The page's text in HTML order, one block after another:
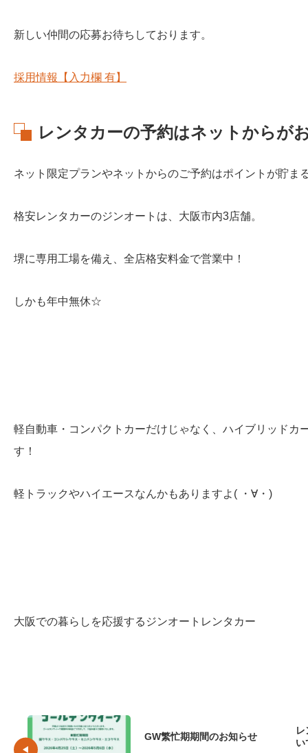
新しい仲間の応募お待ちしております。
採用情報【入力欄 有】
レンタカーの予約はネットからが
ネット限定プランやネットからのご予約はポイントが貯ま
格安レンタカーのジンオートは、大阪市内3店舗。
堺に専用工場を備え、全店格安料金で営業中！
しかも年中無休☆
軽自動車・コンパクトカーだけじゃなく、ハイブリッドカ
す！
軽トラックやハイエースなんかもありますよ( ・∀・)
大阪での暮らしを応援するジンオートレンタカー
GW繁忙期期間のお知らせ
い